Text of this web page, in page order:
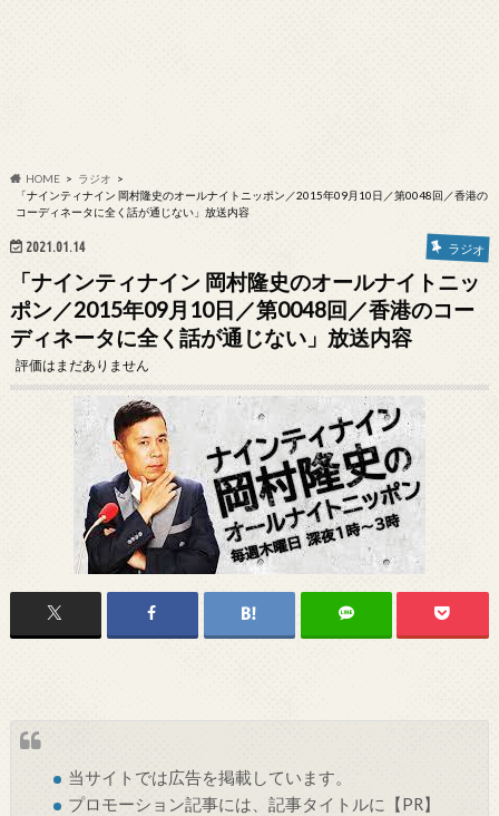
HOME
ラジオ
「ナインティナイン 岡村隆史のオールナイトニッポン／2015年09月10日／第0048回／香港の
コーディネータに全く話が通じない」放送内容
2021.01.14 ラジオ
「ナインティナイン 岡村隆史のオールナイトニッ
ポン／2015年09月10日／第0048回／香港のコー
ディネータに全く話が通じない」放送内容
評価はまだありません
当サイトでは広告を掲載しています。
プロモーション記事には、記事タイトルに【PR】